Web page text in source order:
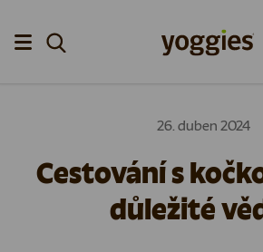
Přeskočit na obsah
26. duben 2024
Cestování s
důležité